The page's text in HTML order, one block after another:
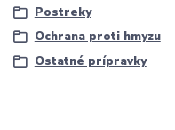
Postreky
Ochrana proti hmyzu
Ostatné prípravky